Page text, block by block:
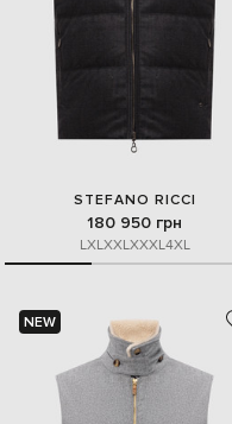
STEFANO RICCI
180 950 грн
LXLXXLXXXL4XL
NEW